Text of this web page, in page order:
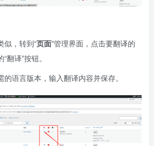
似，转到“页面”管理界面，点击要翻译的
翻译”按钮。
的语言版本，输入翻译内容并保存。